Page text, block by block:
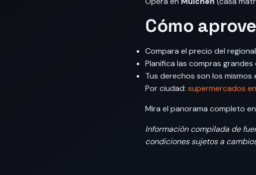
Cómo
Compara el precio del
Planifica las compras grandes
Tus derechos son los mismos
Por ciudad: supermercados
Mira el panorama completo
Información compilada de
condiciones sujetos a